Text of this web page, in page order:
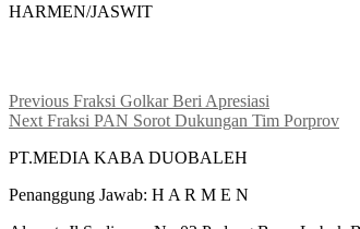
HARMEN/JASWIT
Navigasi
pos
Previous Previous
post:
Fraksi Golkar Beri Apresiasi
Next Next
Fraksi PAN Sorot Dukungan Tim Porprov
PT.MEDIA KABA DUOBALEH
Penanggung Jawab: H A R M E N